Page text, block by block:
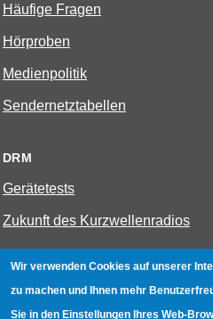
Häufige Fragen
Hörproben
Medienpolitik
Sendernetztabellen
DRM
Gerätetests
Zukunft des Kurzwellenradios
W-LAN
Wir verwenden Cookies auf unserer
zu machen und Ihnen mehr
Sie in den Einstellungen Ihres Web-